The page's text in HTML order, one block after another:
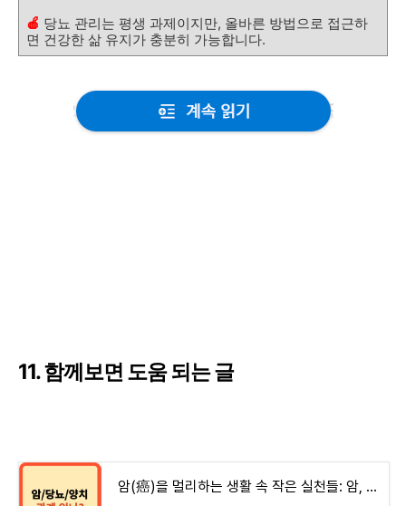
🍎 당뇨 관리는 평생 과제이지만, 올바른 방법으로 접근하
면 건강한 삶 유지가 충분히 가능합니다.
11. 함께보면 도움 되는 글
암(癌)을 멀리하는 생활 속 작은 실천들: 암, 당뇨, 양치질